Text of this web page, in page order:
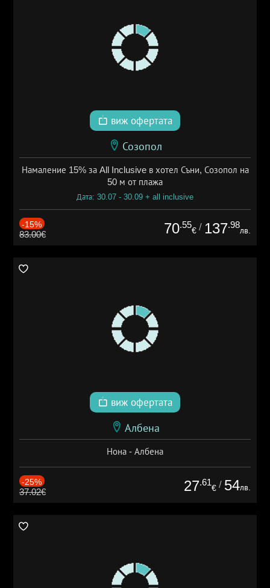
виж офертата
Созопол
Намаление 15% за All Inclusive в хотел Съни, Созопол на
50 м от плажа
Дата: 30.07 - 30.09 + all inclusive
-15%
83.00€ 70.55
€ / 137.98
лв.
виж офертата
Албена
Нона - Албена
-25%
37.02€ 27.61
€ / 54лв.